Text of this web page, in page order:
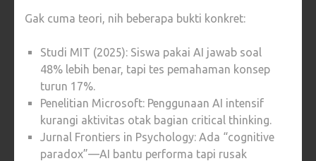
Gak cuma teori, nih beberapa bukti konkret:
Studi MIT (2025): Siswa pakai AI jawab soal
48% lebih benar, tapi tes pemahaman konsep
turun 17%.
Penelitian Microsoft: Penggunaan AI intensif
kurangi aktivitas otak bagian critical thinking.
Jurnal Frontiers in Psychology: Ada “cognitive
paradox”—AI bantu performa tapi rusak